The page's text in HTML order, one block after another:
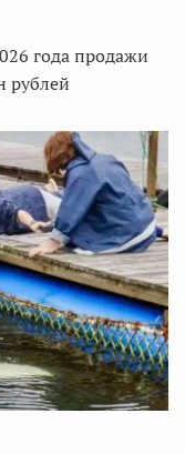
года продажи
рублей